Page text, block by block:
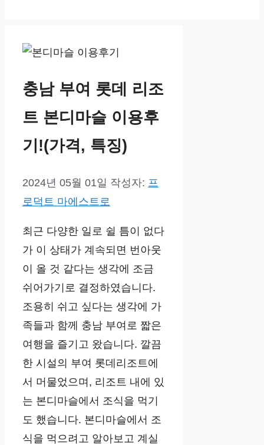
충남 부여 롯데 리조
트 본디마슬 이용후
기!(가격, 특징)
2024년 05월 01일 작성자: 프
로덕트 마에스트로
최근 다양한 일로 쉴 틈이 없다
가 이 상태가 계속되면 번아웃
이 올 것 같다는 생각에 조금
쉬어가기로 결정하였습니다.
조용히 쉬고 싶다는 생각에 가
족들과 함께 충남 부여로 짧은
여행을 즐기고 왔습니다. 깔끔
한 시설의 부여 롯데리조트에
서 머물었으며, 리조트 내에 있
는 본디마슬에서 조식을 먹기
도 했습니다. 본디마슬에서 조
식을 먹으려고 알아보고 계실